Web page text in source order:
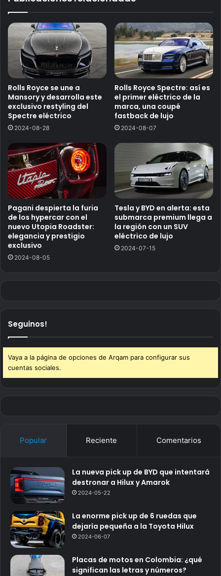
Rolls Royce se une a
Mansory y desarrolla este
exclusivo restyling del
Spectre eléctrico
2024-08-28
Rolls Royce Spectre: así es
el primer eléctrico de la
marca, una coupé
fastback de lujo
2024-08-07
Pagani despierta la furia
de los hypercar con el
nuevo Utopia Roadster:
elegancia y prestigio
exclusivo
2024-08-05
Tesla y BYD en alerta: esta
submarca premium llega a
la región con un SUV
eléctrico de lujo
2024-07-15
Seguinos!
Vaya a la página de opciones de Arqam para configurar sus
cuentas sociales.
Popular Reciente Comentarios
La nueva pick up de BYD que intentará
destronar a Hilux y Amarok
2024-05-22
La enorme pick up de 6 ruedas que
dejaría pequeña a la Toyota Hilux
2024-06-07
Placas de motos en Colombia: ¿qué
significan las letras y números?